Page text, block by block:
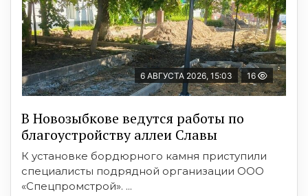
6 АВГУСТА 2026, 15:03 16
В Новозыбкове ведутся работы по
благоустройству аллеи Славы
К установке бордюрного камня приступили
специалисты подрядной организации ООО
«Спецпромстрой». ...